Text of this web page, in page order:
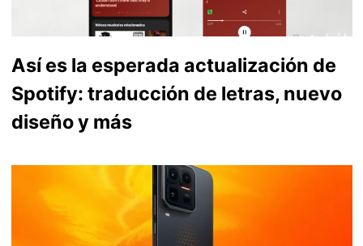
Así es la esperada actualización de
Spotify: traducción de letras, nuevo
diseño y más